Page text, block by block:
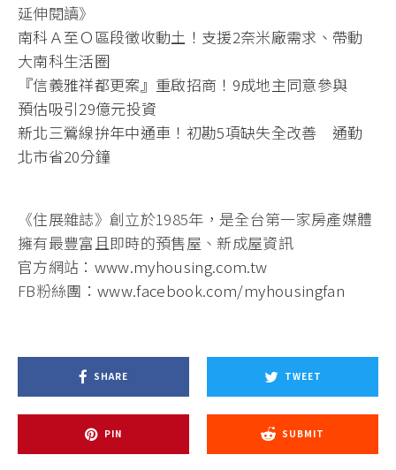
延伸閱讀》
南科Ａ至Ｏ區段徵收動土！支援2奈米廠需求、帶動
大南科生活圈
『信義雅祥都更案』重啟招商！9成地主同意參與
預估吸引29億元投資
新北三鶯線拚年中通車！初勘5項缺失全改善 通勤
北市省20分鐘
《住展雜誌》創立於1985年，是全台第一家房產媒體
擁有最豐富且即時的預售屋、新成屋資訊
官方網站： www.myhousing.com.tw
FB粉絲團：www.facebook.com/myhousingfan
SHARE TWEET
PIN SUBMIT